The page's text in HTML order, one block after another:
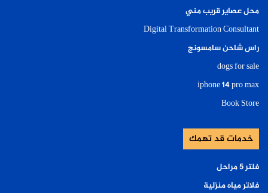
محل عصاير قريب مني
Digital Transformation Consultant
راس شاحن سامسونج
dogs for sale
iphone 14 pro max
Book Store
خدمات قد تهمك
فلتر ٥ مراحل
فلاتر مياه منزلية